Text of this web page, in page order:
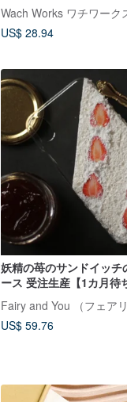
Wach Works ワチワーク
US$ 28.94
妖精の苺のサンドイッチ
ース 受注生産【1カ月待
Fairy and You （フェア
US$ 59.76